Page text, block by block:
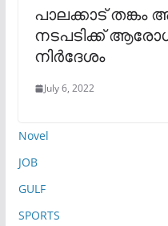
പാലക്കാട്
നടപടിക്ക്
നിര്‍ദേശം
July 6, 2022
Novel
JOB
GULF
SPORTS